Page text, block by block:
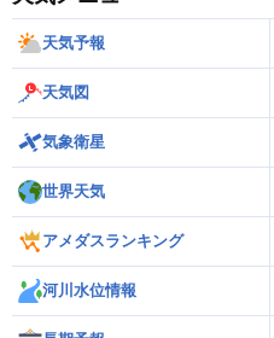
天気予報
天気図
気象衛星
世界天気
アメダスランキング
河川水位情報